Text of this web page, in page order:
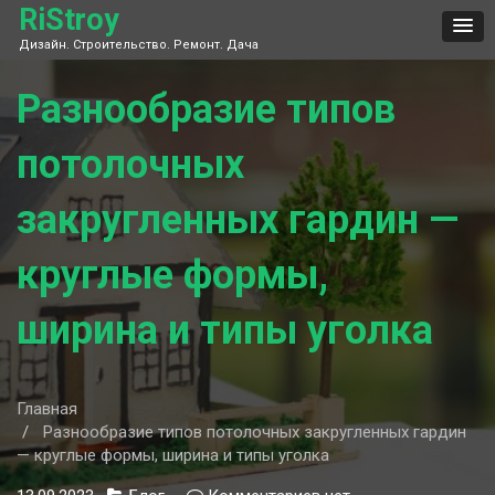
Skip
content
RiStroy
Дизайн. Строительство. Ремонт. Дача
Разнообразие типов
потолочных
закругленных гардин —
круглые формы,
ширина и типы уголка
Главная
Разнообразие типов потолочных закругленных гардин
— круглые формы, ширина и типы уголка